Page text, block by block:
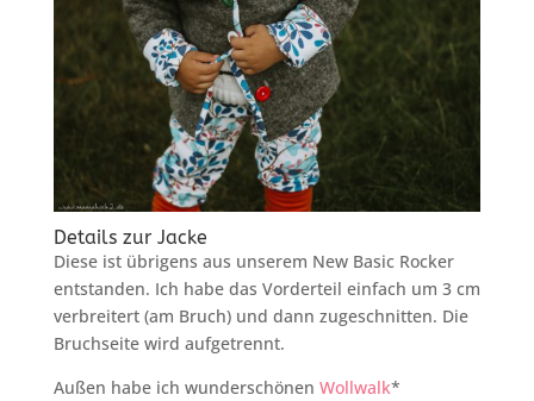
Details zur Jacke
Diese ist übrigens aus unserem New Basic Rocker
entstanden. Ich habe das Vorderteil einfach um 3 cm
verbreitert (am Bruch) und dann zugeschnitten. Die
Bruchseite wird aufgetrennt.
Außen habe ich wunderschönen Wollwalk*